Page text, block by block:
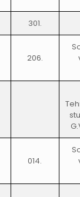
301.
206.
014.